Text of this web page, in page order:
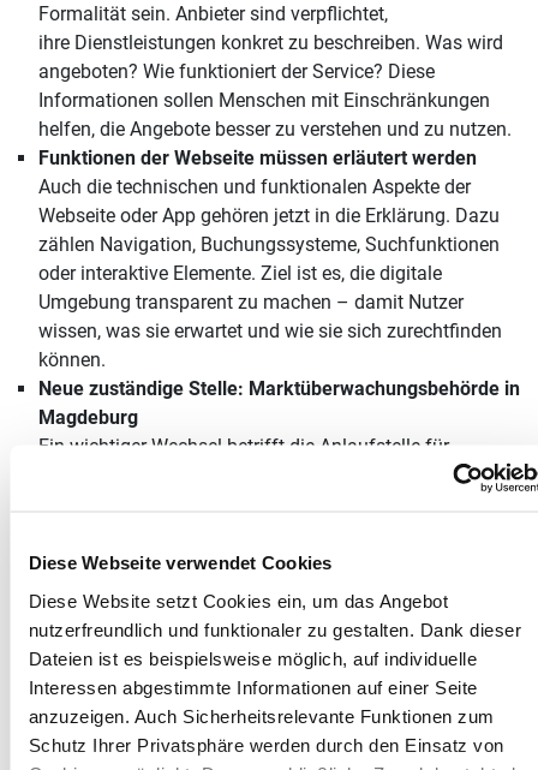
Diese Webseite verwendet Cookies
Diese Website setzt Cookies ein, um das Angebot
nutzerfreundlich und funktionaler zu gestalten. Dank dieser
Dateien ist es beispielsweise möglich, auf individuelle
Interessen abgestimmte Informationen auf einer Seite
anzuzeigen. Auch Sicherheitsrelevante Funktionen zum
Schutz Ihrer Privatsphäre werden durch den Einsatz von
Formalität sein. Anbieter sind verpflichtet,
ihre Dienstleistungen konkret zu beschreiben. Was wird
angeboten? Wie funktioniert der Service? Diese
Informationen sollen Menschen mit Einschränkungen
helfen, die Angebote besser zu verstehen und zu nutzen.
Funktionen der Webseite müssen erläutert werden
Auch die technischen und funktionalen Aspekte der
Webseite oder App gehören jetzt in die Erklärung. Dazu
zählen Navigation, Buchungssysteme, Suchfunktionen
oder interaktive Elemente. Ziel ist es, die digitale
Umgebung transparent zu machen – damit Nutzer
wissen, was sie erwartet und wie sie sich zurechtfinden
können.
Neue zuständige Stelle: Marktüberwachungsbehörde in
Magdeburg
Ein wichtiger Wechsel betrifft die Anlaufstelle für
Beschwerden und Kontrolle. Statt der bisher genannten
Dienstleistungen (MLBF) zuständig. Diese zentrale
Behörde mit Sitz in Magdeburg überwacht die Einhaltung
der gesetzlichen Vorgaben und ist Ansprechpartner bei
Verstößen.
Was gehört jetzt in die